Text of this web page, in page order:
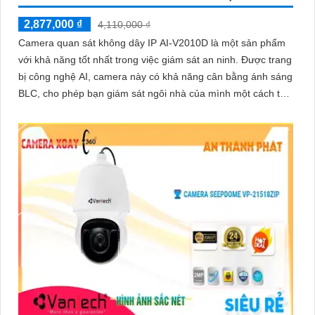
2,877,000 ₫
4,110,000 ₫
Camera quan sát không dây IP AI-V2010D là một sản phẩm
với khả năng tốt nhất trong việc giám sát an ninh. Được trang
bị công nghệ AI, camera này có khả năng cân bằng ánh sáng
BLC, cho phép bạn giám sát ngôi nhà của mình một cách tốt